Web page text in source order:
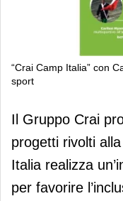
“Crai Camp Italia” con
sport
“Crai Camp
per
Il Gruppo Crai
progetti rivolti
Italia realizza
per favorire